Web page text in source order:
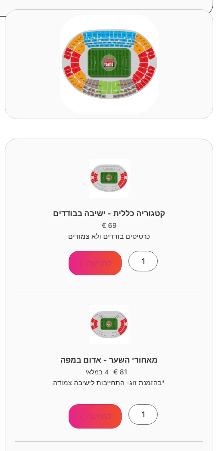
קטגוריה כללית - ישיבה בבודדים
69
€
כרטיסים בודדים ולא צמודים
לרכישה >
מאחורי השער - אדום במפה
81
€ 4 במלאי
*בהזמנת זוג- התחייבות לישיבה צמודה
לרכישה >